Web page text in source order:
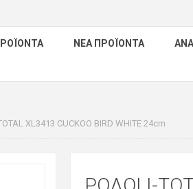
ΝΈΑ ΠΡΟΪΌΝΤΑ
XL3413 CUCKOO BIRD WHITE 24cm